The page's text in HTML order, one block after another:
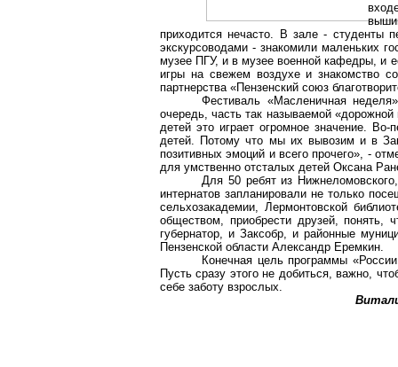
приходится нечасто. В зале - студенты
экскурсоводами - знакомили маленьких
музее ПГУ, и в музее военной кафедры, и
игры на свежем воздухе и знакомство
партнерства «Пензенский союз
Фестиваль «Масленичная
очередь, часть так называемой
детей этоиграет огромное значение. Во-
детей. Потому что мы их вывозим и в
позитивных эмоций и всего прочего», -
для умственно отсталых детей Оксана
Для 50 ребят из
интернатов запланировали не только
сельхозакадемии,Лермонтовской
обществом, приобрести друзей,
губернатор, и Заксобр, и районные
Пензенской области Александр Еремкин.
Конечная цель программы
Пусть сразу этого не добиться, важно,
себе заботу взрослых.